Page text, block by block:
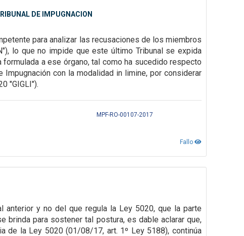
DE IMPUGNACION
para analizar las recusaciones de los miembros
lo que no impide que esteúltimo Tribunal se expida
formulada a ese órgano, tal como ha sucedido respecto
Impugnación con la modalidad in limine, por considerar
"GIGLI").
MPF-RO-00107-2017
Fallo
anterior y no del que regula la Ley 5020, que la parte
brinda para sostener tal postura, es dable aclarar que,
de la Ley 5020 (01/08/17, art. 1º Ley 5188), continúa